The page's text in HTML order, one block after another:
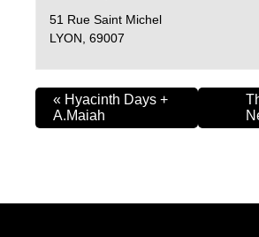
51 Rue Saint Michel
LYON 69007
« Hyacinth Days +
A.Maiah